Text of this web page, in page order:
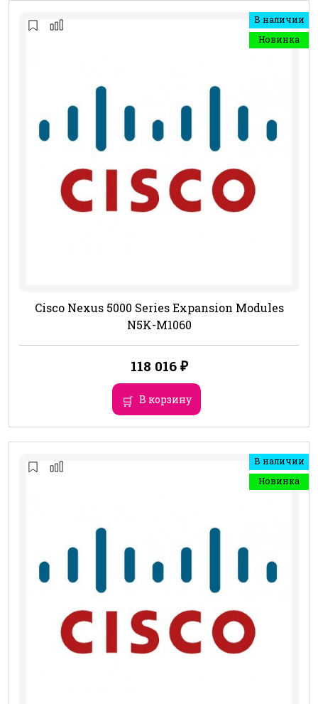
В наличии
Новинка
Cisco Nexus 5000 Series Expansion Modules
N5K-M1060
118 016 ₽
В корзину
В наличии
Новинка